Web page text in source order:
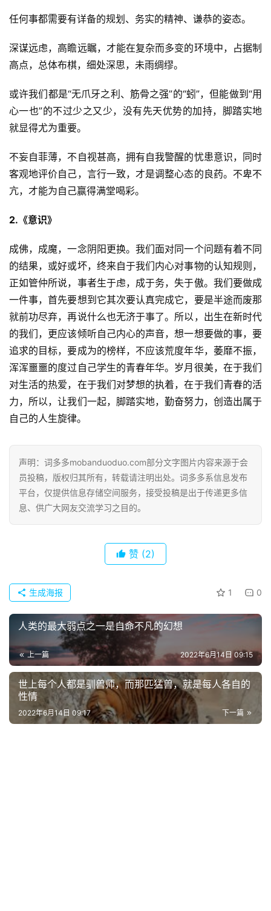
任何事都需要有详备的规划、务实的精神、谦恭的姿态。
深谋远虑，高瞻远瞩，才能在复杂而多变的环境中，占据制
高点，总体布棋，细处深思，未雨绸缪。
或许我们都是“无爪牙之利、筋骨之强”的“蚓”，但能做到“用
心一也”的不过少之又少，没有先天优势的加持，脚踏实地
就显得尤为重要。
不妄自菲薄，不自视甚高，拥有自我警醒的忧患意识，同时
客观地评价自己，言行一致，才是调整心态的良药。不卑不
亢，才能为自己赢得满堂喝彩。
2.《意识》
成佛，成魔，一念阴阳更换。我们面对同一个问题有着不同
的结果，或好或坏，终来自于我们内心对事物的认知规则，
正如管仲所说，事者生于虑，成于务，失于傲。我们要做成
一件事，首先要想到它其次要认真完成它，要是半途而废那
就前功尽弃，再说什么也无济于事了。所以，出生在新时代
的我们，更应该倾听自己内心的声音，想一想要做的事，要
追求的目标，要成为的榜样，不应该荒度年华，萎靡不振，
浑浑噩噩的度过自己学生的青春年华。岁月很美，在于我们
对生活的热爱，在于我们对梦想的执着，在于我们青春的活
力，所以，让我们一起，脚踏实地，勤奋努力，创造出属于
自己的人生旋律。
声明：词多多mobanduoduo.com部分文字图片内容来源于会
员投稿，版权归其所有，转载请注明出处。词多多系信息发布
平台，仅提供信息存储空间服务，接受投稿是出于传递更多信
息、供广大网友交流学习之目的。
赞 (2)
1 0
生成海报
人类的最大弱点之一是自命不凡的幻想
上一篇 2022年6月14日 09:15
世上每个人都是驯兽师，而那匹猛兽，就是每人各自的
性情
下一篇
2022年6月14日 09:17